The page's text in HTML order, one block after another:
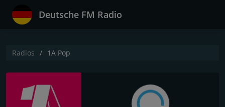
Deutsche FM Radio
Radios 1A Pop